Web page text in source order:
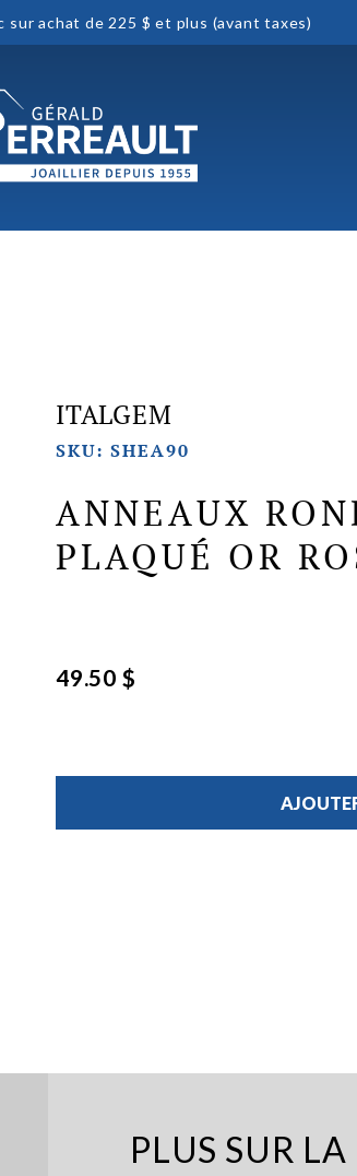
sur achat de 225 $ et plus (avant taxes)
ITALGEM
SKU: SHEA90
ANNEAUX
PLAQUÉ OR
49.50 $
PLUS SUR